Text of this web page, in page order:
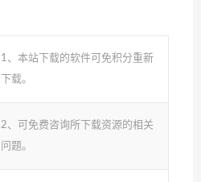
1、本站下载的软件可免积分重新
下载。
2、可免费咨询所下载资源的相关
问题。